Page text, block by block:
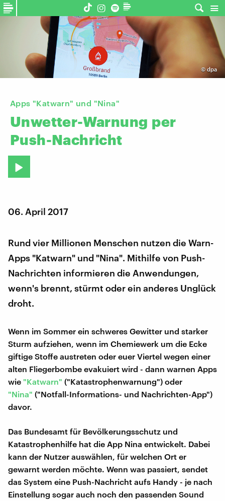
© dpa
Apps "Katwarn" und "Nina"
Unwetter-Warnung per
Push-Nachricht
06. April 2017
Rund vier Millionen Menschen nutzen die Warn-
Apps "Katwarn" und "Nina". Mithilfe von Push-
Nachrichten informieren die Anwendungen,
wenn's brennt, stürmt oder ein anderes Unglück
droht.
Wenn im Sommer ein schweres Gewitter und starker
Sturm aufziehen, wenn im Chemiewerk um die Ecke
giftige Stoffe austreten oder euer Viertel wegen einer
alten Fliegerbombe evakuiert wird - dann warnen Apps
wie "Katwarn" ("Katastrophenwarnung") oder
"Nina" ("Notfall-Informations- und Nachrichten-App")
davor.
Das Bundesamt für Bevölkerungsschutz und
Katastrophenhilfe hat die App Nina entwickelt. Dabei
kann der Nutzer auswählen, für welchen Ort er
gewarnt werden möchte. Wenn was passiert, sendet
das System eine Push-Nachricht aufs Handy - je nach
Einstellung sogar auch noch den passenden Sound